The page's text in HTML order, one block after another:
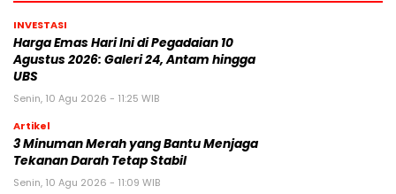
INVESTASI
Harga Emas Hari Ini di Pegadaian 10
Agustus 2026: Galeri 24, Antam hingga
UBS
Senin, 10 Agu 2026 - 11:25 WIB
Artikel
3 Minuman Merah yang Bantu Menjaga
Tekanan Darah Tetap Stabil
Senin, 10 Agu 2026 - 11:09 WIB